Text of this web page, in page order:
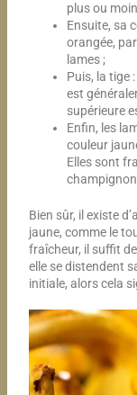
plus ou
Ensuite, sa
orangée,
lames ;
Puis, la tige
est
supérieure
Enfin, les
couleur
Elles sont
Bien sûr, il existe
jaune, comme le
fraîcheur, il suffit
elle se distendent
initiale, alors cela